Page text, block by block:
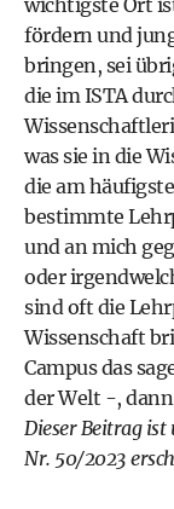
fördern und
bringen, sei
die im ISTA
was sie in die
die am
bestimmte
und an mich
oder
sind oft die
Wissenschaft
Campus das
der Welt -,
Dieser Beitrag
Nr. 50/2023